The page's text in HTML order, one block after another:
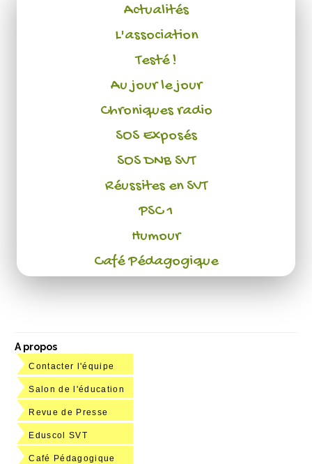
Actualités
L'association
Testé !
Au jour le jour
Chroniques radio
SOS Exposés
SOS DNB SVT
Réussites en SVT
PSC 1
Humour
Café Pédagogique
A propos
Contacter l'équipe
Salon de l'éducation
Revue de Presse
Eduscol SVT
Café Pédagogique